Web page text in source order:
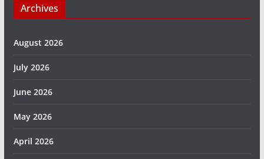
Archives
August 2026
July 2026
June 2026
May 2026
April 2026